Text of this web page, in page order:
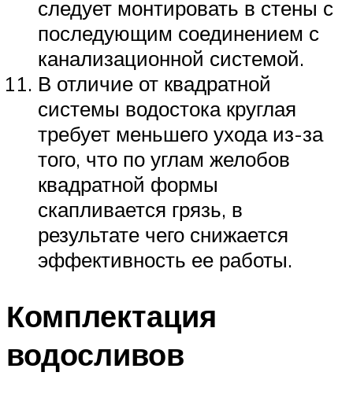
следует монтировать в стены с
последующим соединением с
канализационной системой.
В отличие от квадратной
системы водостока круглая
требует меньшего ухода из-за
того, что по углам желобов
квадратной формы
скапливается грязь, в
результате чего снижается
эффективность ее работы.
Комплектация
водосливов